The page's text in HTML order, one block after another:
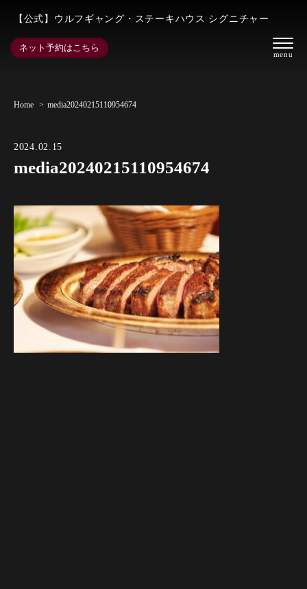
【公式】ウルフギャング・ステーキハウス シグニチャー
ネット予約はこちら
Home media20240215110954674
2024.02.15
media20240215110954674